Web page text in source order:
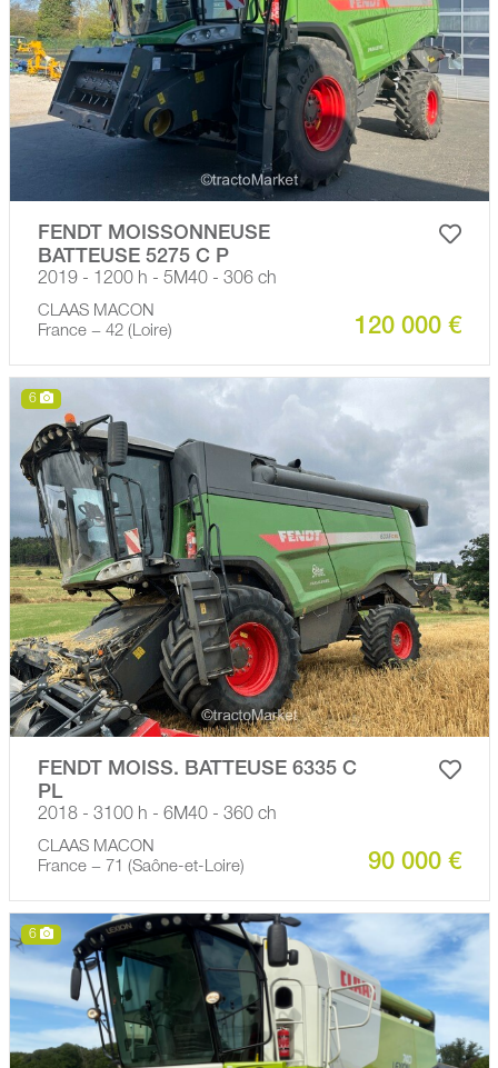
FENDT MOISSONNEUSE
BATTEUSE 5275 C P
2019 - 1200 h - 5M40 - 306 ch
CLAAS MACON
France − 42 (Loire)
120 000 €
6
FENDT MOISS. BATTEUSE 6335 C
PL
2018 - 3100 h - 6M40 - 360 ch
CLAAS MACON
France − 71 (Saône-et-Loire)
90 000 €
6